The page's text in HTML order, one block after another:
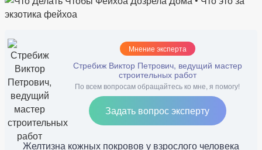
Мнение эксперта
Стребиж Виктор Петрович, ведущий мастер
строительных работ
По всем вопросам обращайтесь ко мне, я помогу!
Задать вопрос эксперту
Желтизна кожных покровов у взрослого человека